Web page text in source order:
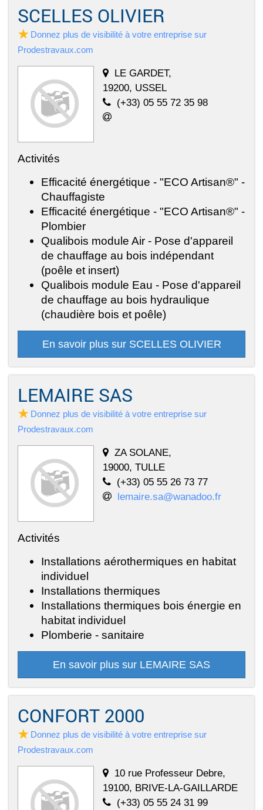
SCELLES OLIVIER
Donnez plus de visibilité à votre entreprise sur
Prodestravaux.com
LE GARDET,
19200, USSEL
(+33) 05 55 72 35 98
Activités
Efficacité énergétique - "ECO Artisan®" -
Chauffagiste
Efficacité énergétique - "ECO Artisan®" -
Plombier
Qualibois module Air - Pose d'appareil
de chauffage au bois indépendant
(poêle et insert)
Qualibois module Eau - Pose d'appareil
de chauffage au bois hydraulique
(chaudière bois et poêle)
En savoir plus sur SCELLES OLIVIER
LEMAIRE SAS
Donnez plus de visibilité à votre entreprise sur
Prodestravaux.com
ZA SOLANE,
19000, TULLE
(+33) 05 55 26 73 77
lemaire.sa@wanadoo.fr
Activités
Installations aérothermiques en habitat
individuel
Installations thermiques
Installations thermiques bois énergie en
habitat individuel
Plomberie - sanitaire
En savoir plus sur LEMAIRE SAS
CONFORT 2000
Donnez plus de visibilité à votre entreprise sur
Prodestravaux.com
10 rue Professeur Debre,
19100, BRIVE-LA-GAILLARDE
(+33) 05 55 24 31 99